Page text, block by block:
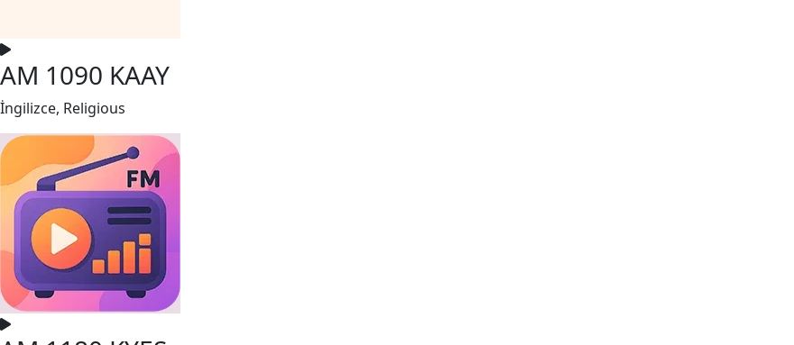
AM 1090 KAAY
İngilizce, Religious